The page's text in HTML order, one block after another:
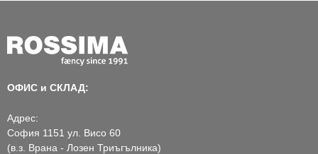
ОФИС и СКЛАД:
Адрес:
София 1151 ул. Висо 60
(в.з. Врана - Лозен Триъгълника)